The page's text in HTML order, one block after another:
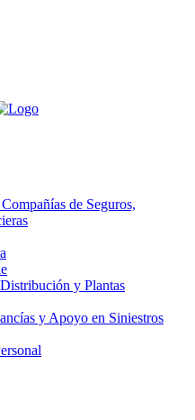
de Seguros,
y Plantas
y Apoyo en Siniestros